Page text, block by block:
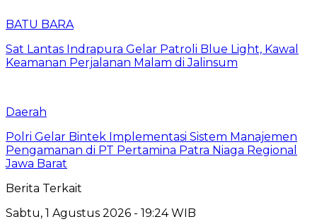
BATU BARA
Sat Lantas Indrapura Gelar Patroli Blue Light, Kawal
Keamanan Perjalanan Malam di Jalinsum
Daerah
Polri Gelar Bintek Implementasi Sistem Manajemen
Pengamanan di PT Pertamina Patra Niaga Regional
Jawa Barat
Berita Terkait
Sabtu, 1 Agustus 2026 - 19:24 WIB